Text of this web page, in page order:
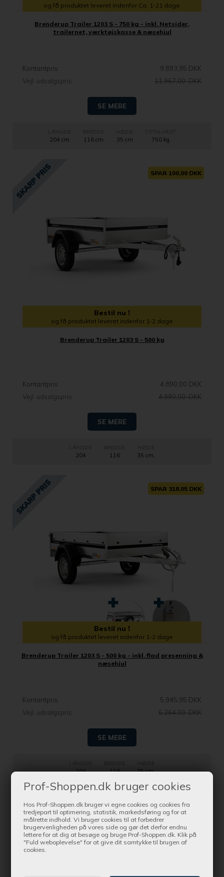
Prof-Shoppen.dk bruger cookies
Hos Prof-Shoppen.dk bruger vi egne cookies og cookies fra
tredjepart til optimering, statistik, markedsføring og for at
målrette indhold. Vi bruger cookies til at forbedrer
brugervenligheden på vores side og gør det derfor endnu
lettere for at dig at besøge og bruge Prof-Shoppen.dk. Klik på
"Fuld weboplevelse" for at give dit samtykke til brugen af
cookies.
og få produktet leveret indenfor Ca. 1-21 dage
Brenderup Trailer 1203 S - 750 kg - inkl. Netsider,
trailernet, værktøjskasse & næsehjul
Kontantpris
9.893,95 DKK
Vejl. udsalgspris
11.967,00 DKK
SE MERE
204 cm 116 cm
HØJDE
35 cm
TOTALVÆGT
750 kg
SPAR 100,00 DKK
Bestil nu !
og få produktet leveret indenfor 1-2 dage
Brenderup Trailer 1203 S - 500 kg
Kontantpris
4.890,00 DKK
Vejl. udsalgspris
4.990,00 DKK
SE MERE
204 116
HØJDE
35 cm.
SPAR 318,05 DKK
Bestil nu !
og få produktet leveret indenfor 1-2 dage
Brenderup Trailer 1203 S - 500 kg - inkl. flad presenning &
næsehjul
Kontantpris
5.945,95 DKK
Vejl. udsalgspris
6.264,00 DKK
SE MERE
204 116
HØJDE
35 cm.
SPAR 2.073,05 DKK